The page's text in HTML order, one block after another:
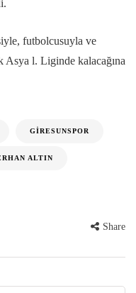
futbolcusuyla ve
Asya l. Liginde kalacağına
GIRESUNSPOR
ALTIN
Share